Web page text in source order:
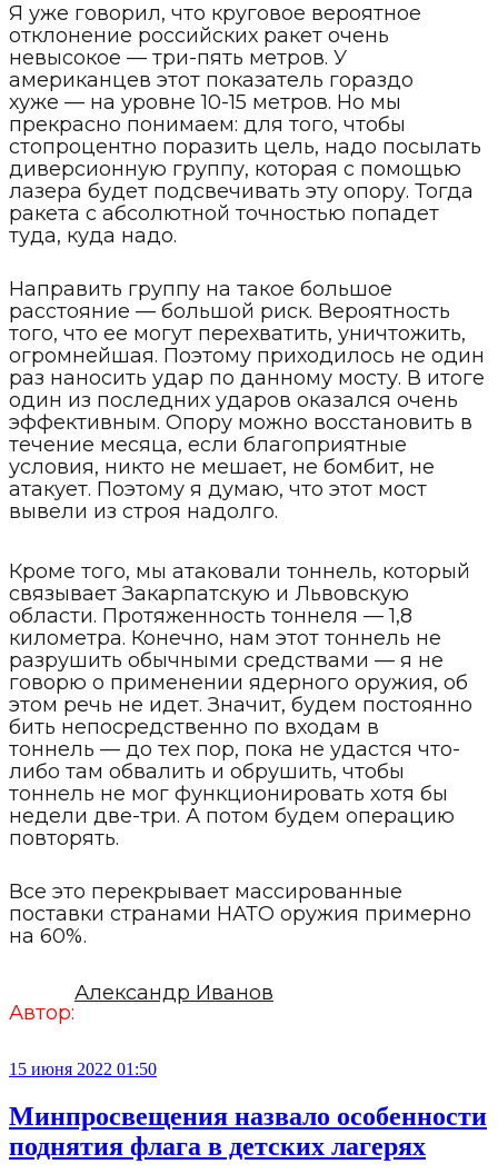
Я уже говорил, что круговое вероятное
отклонение российских ракет очень
невысокое — три-пять метров. У
американцев этот показатель гораздо
хуже — на уровне 10-15 метров. Но мы
прекрасно понимаем: для того, чтобы
стопроцентно поразить цель, надо посылать
диверсионную группу, которая с помощью
лазера будет подсвечивать эту опору. Тогда
ракета с абсолютной точностью попадет
туда, куда надо.
Направить группу на такое большое
расстояние — большой риск. Вероятность
того, что ее могут перехватить, уничтожить,
огромнейшая. Поэтому приходилось не один
раз наносить удар по данному мосту. В итоге
один из последних ударов оказался очень
эффективным. Опору можно восстановить в
течение месяца, если благоприятные
условия, никто не мешает, не бомбит, не
атакует. Поэтому я думаю, что этот мост
вывели из строя надолго.
Кроме того, мы атаковали тоннель, который
связывает Закарпатскую и Львовскую
области. Протяженность тоннеля — 1,8
километра. Конечно, нам этот тоннель не
разрушить обычными средствами — я не
говорю о применении ядерного оружия, об
этом речь не идет. Значит, будем постоянно
бить непосредственно по входам в
тоннель — до тех пор, пока не удастся что-
либо там обвалить и обрушить, чтобы
тоннель не мог функционировать хотя бы
недели две-три. А потом будем операцию
повторять.
Все это перекрывает массированные
поставки странами НАТО оружия примерно
на 60%.
Автор:
Александр Иванов
15 июня 2022 01:50
Минпросвещения назвало особенности
поднятия флага в детских лагерях